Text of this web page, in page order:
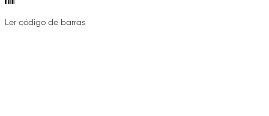
Ler código de barras